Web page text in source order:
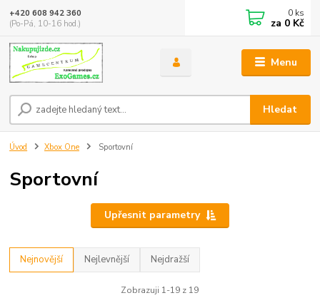
Menu
Hledat
+420 608 942 360
(Po-Pá, 10-16 hod.)
0 ks
za 0 Kč
Úvod Xbox One Sportovní
Sportovní
Upřesnit parametry
Nejnovější Nejlevnější Nejdražší
Zobrazuji 1-19 z 19